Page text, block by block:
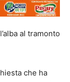
al tramonto
che ha